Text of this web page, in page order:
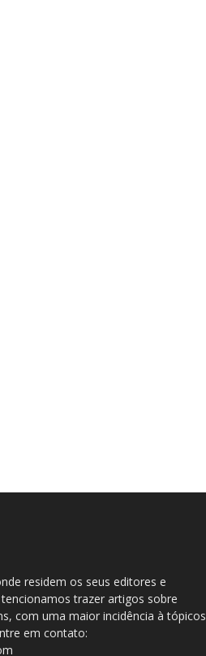
residem os seus editores e
trazer artigos sobre
com uma maior incidência à tópicos
em contato: